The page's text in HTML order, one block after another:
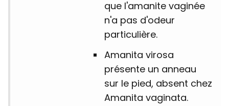
que l'amanite vaginée
n'a pas d'odeur
particulière.
Amanita virosa
présente un anneau
sur le pied, absent chez
Amanita vaginata.